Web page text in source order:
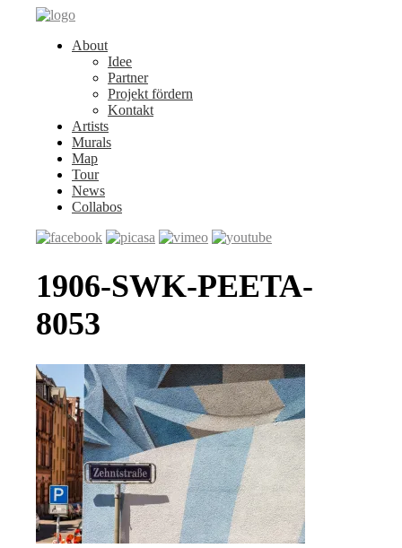
About
Idee
Partner
Projekt fördern
Kontakt
Artists
Murals
Map
Tour
News
Collabos
1906-SWK-PEETA-
8053